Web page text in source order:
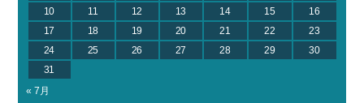
10
11 12 13 14 15
16
17
18 19 20 21 22
23
24
25 26 27 28 29
30
31
« 7月